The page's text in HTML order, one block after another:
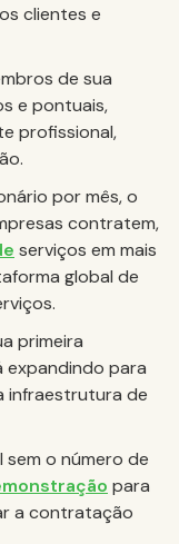
clientes e
de sua
e pontuais,
profissional,
por mês, o
contratem,
serviços em mais
global de
primeira
para
infraestrutura de
o número de
para
a contratação